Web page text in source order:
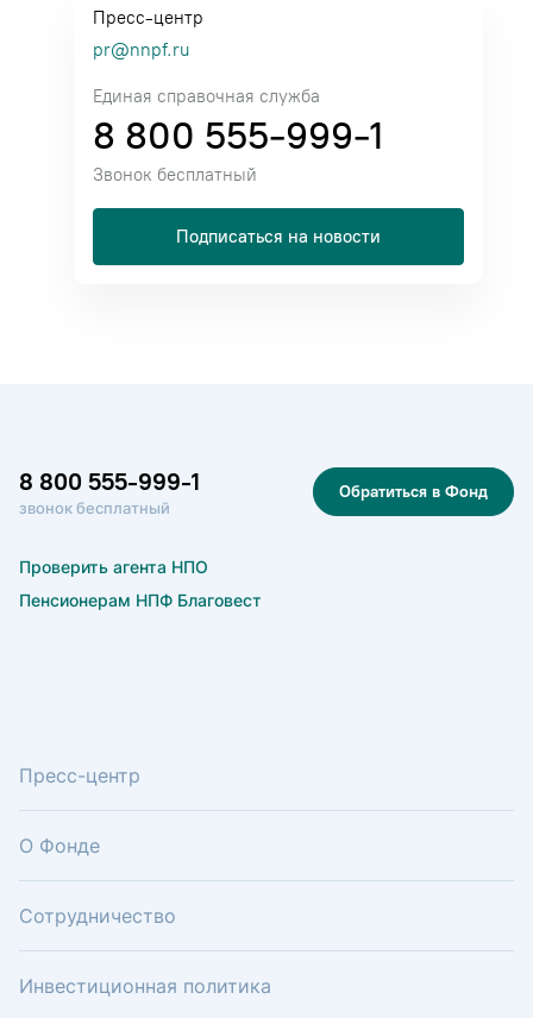
Пресс-центр
pr@nnpf.ru
Единая справочная служба
8 800 555-999-1
Звонок бесплатный
Подписаться на новости
8 800 555-999-1
звонок бесплатный
Обратиться в Фонд
Проверить агента НПО
Пенсионерам НПФ Благовест
Пресс-центр
О Фонде
Сотрудничество
Инвестиционная политика